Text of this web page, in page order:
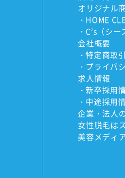
オリジナル
HOME
C’s（シー
会社概要
特定商取
プライバ
求人情報
新卒採用
中途採用
企業・法人
女性脱毛は
美容メディ